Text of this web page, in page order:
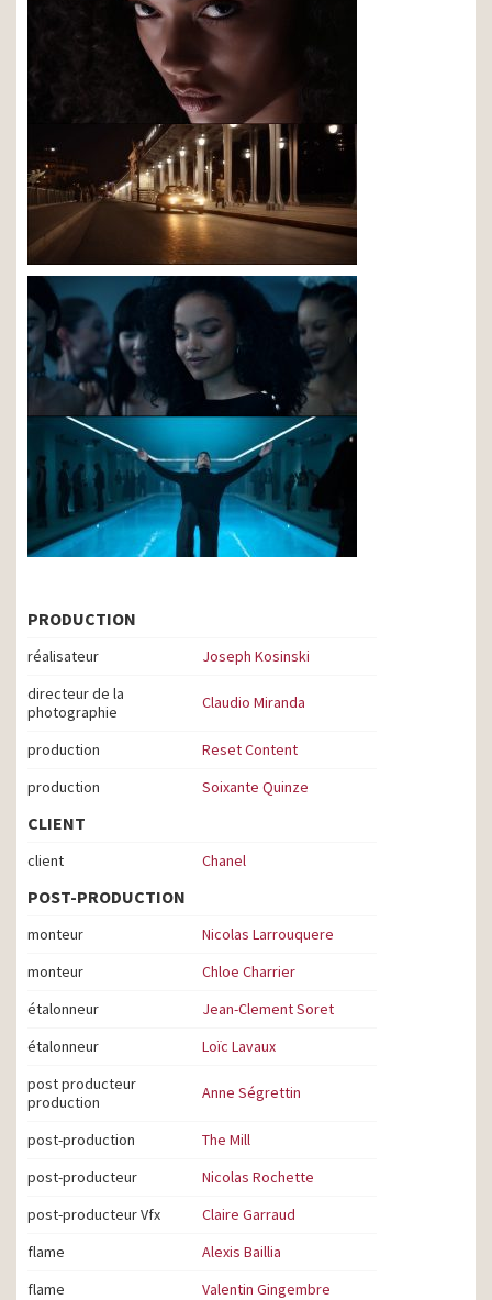
PRODUCTION
réalisateur
Joseph Kosinski
directeur de la
photographie
Claudio Miranda
production
Reset Content
production
Soixante Quinze
CLIENT
client Chanel
POST-PRODUCTION
monteur
Nicolas Larrouquere
monteur
Chloe Charrier
étalonneur
Jean-Clement Soret
étalonneur
Loïc Lavaux
post producteur
production
Anne Ségrettin
post-production
The Mill
post-producteur
Nicolas Rochette
post-producteur Vfx
Claire Garraud
flame
Alexis Baillia
flame
Valentin Gingembre